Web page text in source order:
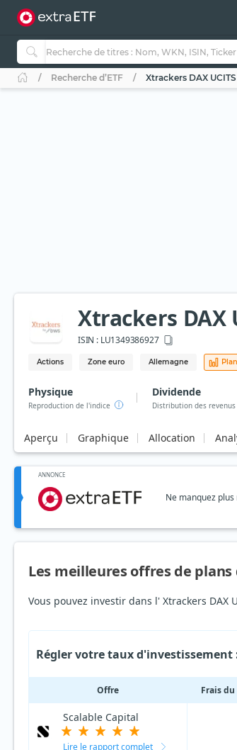
Recherche d’ETF Xtrackers DAX
Xtrackers DAX
ISIN :LU1349386927
Actions Zone euro Allemagne
Physique
Reproduction de l'indice
Dividende
Distribution des revenus
Aperçu Graphique Allocation
ANNONCE
Ne manquez
Les meilleures offres de
Vous pouvez investir dans l' Xtrackers
Régler votre taux d'investissement
Offre Frais
Scalable Capital
Lire le rapport complet